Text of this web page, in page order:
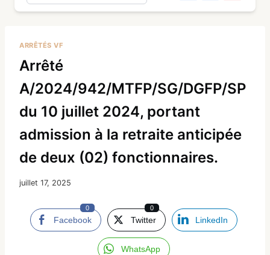
ARRÊTÉS VF
Arrêté
A/2024/942/MTFP/SG/DGFP/SP
du 10 juillet 2024, portant
admission à la retraite anticipée
de deux (02) fonctionnaires.
juillet 17, 2025
Facebook
0
Twitter
0
LinkedIn
WhatsApp